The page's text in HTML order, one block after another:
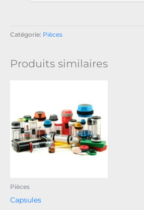
Catégorie: Pièces
Produits similaires
Pièces
Capsules